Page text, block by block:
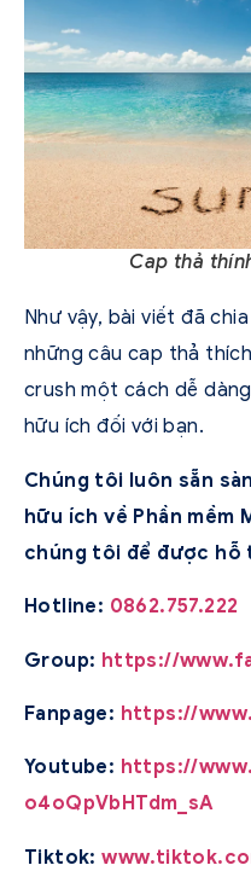
Cap thả
Như vậy, bài viết đã
những câu cap thả
crush một cách dễ
hữu ích đối với bạn.
Chúng tôi luôn sẵn
hữu ích về Phần mềm
chúng tôi để được hỗ
Hotline: 0862.757.222
Group: https://
Fanpage: https://
Youtube: https://
o4oQpVbHTdm_sA
Tiktok: